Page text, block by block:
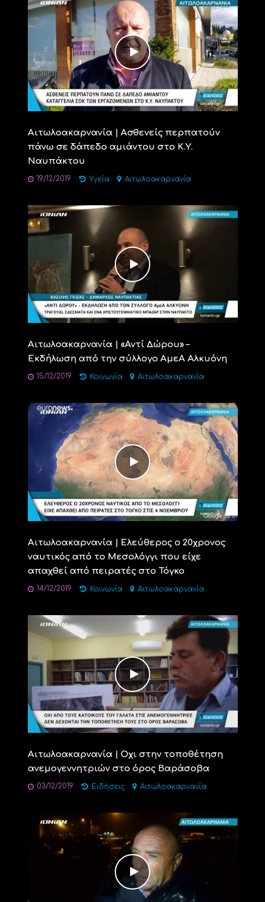
Αιτωλοακαρνανία | Ασθενείς περπατούν
πάνω σε δάπεδο αμιάντου στο Κ.Υ.
Ναυπάκτου
19/12/2019 Υγεία Αιτωλοακαρνανία
Αιτωλοακαρνανία | «Αντί Δώρου» –
Εκδήλωση από την σύλλογο ΑμεΑ Αλκυόνη
15/12/2019 Κοινωνία Αιτωλοακαρνανία
Αιτωλοακαρνανία | Ελεύθερος ο 20χρονος
ναυτικός από το Μεσολόγγι που είχε
απαχθεί από πειρατές στο Τόγκο
14/12/2019 Κοινωνία Αιτωλοακαρνανία
Αιτωλοακαρνανία | Οχι στην τοποθέτηση
ανεμογεννητριών στο όρος Βαράσοβα
03/12/2019 Ειδήσεις Αιτωλοακαρνανία